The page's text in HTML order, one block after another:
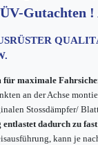
Gutachten
für maximale
an der Achse
Stossdämpfer/
dadurch zu
kann je